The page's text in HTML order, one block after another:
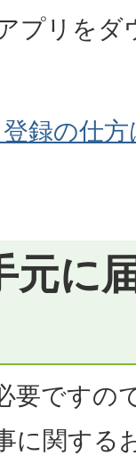
プリをダ
録の仕
元に
要ですの
に関する